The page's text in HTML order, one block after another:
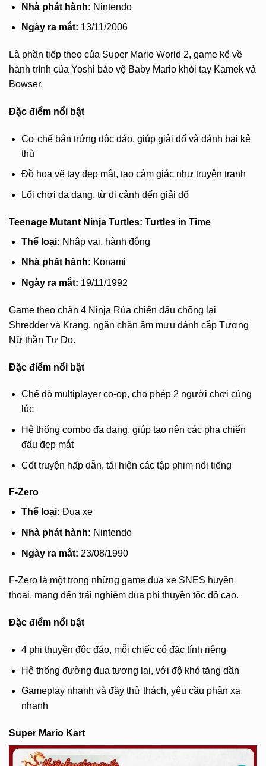
Nhà phát hành: Nintendo
Ngày ra mắt: 13/11/2006
Là phần tiếp theo của Super Mario World 2, game kể về
hành trình của Yoshi bảo vệ Baby Mario khỏi tay Kamek và
Bowser.
Đặc điểm nổi bật
Cơ chế bắn trứng độc đáo, giúp giải đố và đánh bại kẻ
thù
Đồ họa vẽ tay đẹp mắt, tạo cảm giác như truyện tranh
Lối chơi đa dạng, từ đi cảnh đến giải đố
Teenage Mutant Ninja Turtles: Turtles in Time
Thể loại: Nhập vai, hành động
Nhà phát hành: Konami
Ngày ra mắt: 19/11/1992
Game theo chân 4 Ninja Rùa chiến đấu chống lại
Shredder và Krang, ngăn chặn âm mưu đánh cắp Tượng
Nữ thần Tự Do.
Đặc điểm nổi bật
Chế độ multiplayer co-op, cho phép 2 người chơi cùng
lúc
Hệ thống combo đa dạng, giúp tạo nên các pha chiến
đấu đẹp mắt
Cốt truyện hấp dẫn, tái hiện các tập phim nổi tiếng
F-Zero
Thể loại: Đua xe
Nhà phát hành: Nintendo
Ngày ra mắt: 23/08/1990
F-Zero là một trong những game đua xe SNES huyền
thoại, mang đến trải nghiệm đua phi thuyền tốc độ cao.
Đặc điểm nổi bật
4 phi thuyền độc đáo, mỗi chiếc có đặc tính riêng
Hệ thống đường đua tương lai, với độ khó tăng dần
Gameplay nhanh và đầy thử thách, yêu cầu phản xạ
nhanh
Super Mario Kart